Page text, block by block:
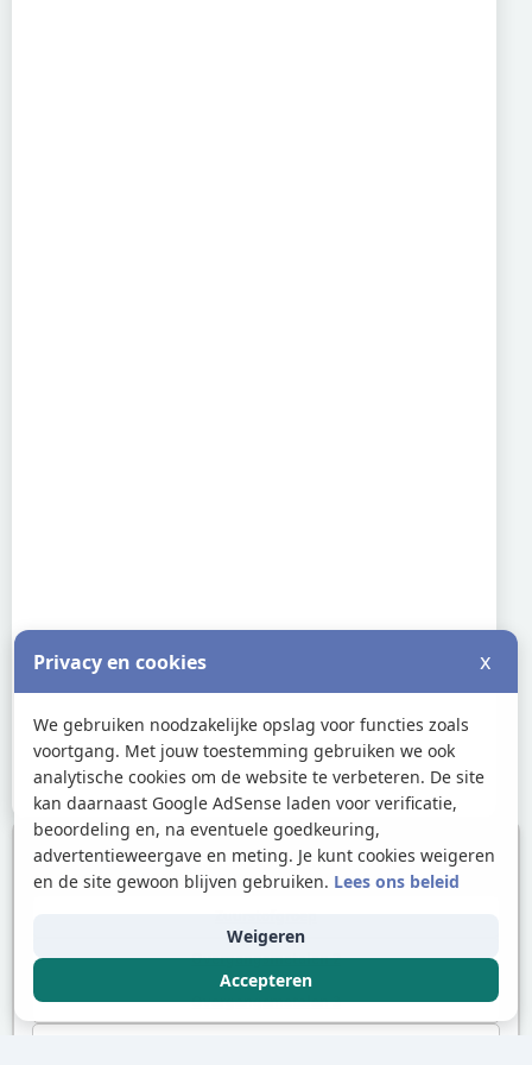
Andere oefeningen
Overgangsmetalen 2
Overgangsmetalen 3
Privacy en cookies x
We gebruiken noodzakelijke opslag voor functies zoals
voortgang. Met jouw toestemming gebruiken we ook
analytische cookies om de website te verbeteren. De site
kan daarnaast Google AdSense laden voor verificatie,
beoordeling en, na eventuele goedkeuring,
advertentieweergave en meting. Je kunt cookies weigeren
en de site gewoon blijven gebruiken. Lees ons beleid
Weigeren
Accepteren